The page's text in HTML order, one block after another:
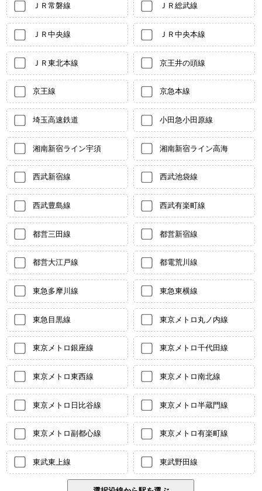
ＪＲ常磐線 ＪＲ総武線
ＪＲ中央線 ＪＲ中央本線
ＪＲ東北本線 京王井の頭線
京王線 京急本線
埼玉高速鉄道 小田急小田原線
湘南新宿ライン宇須 湘南新宿ライン高海
西武新宿線 西武池袋線
西武豊島線 西武有楽町線
都営三田線 都営新宿線
都営大江戸線 都電荒川線
東急多摩川線 東急東横線
東急目黒線 東京メトロ丸ノ内線
東京メトロ銀座線 東京メトロ千代田線
東京メトロ東西線 東京メトロ南北線
東京メトロ日比谷線 東京メトロ半蔵門線
東京メトロ副都心線 東京メトロ有楽町線
東武東上線 東武野田線